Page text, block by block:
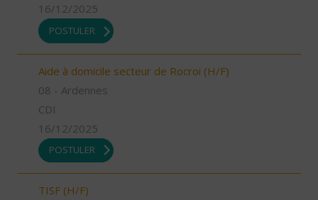
16/12/2025
POSTULER
Aide à domicile secteur de Rocroi (H/F)
08 - Ardennes
CDI
16/12/2025
POSTULER
TISF (H/F)